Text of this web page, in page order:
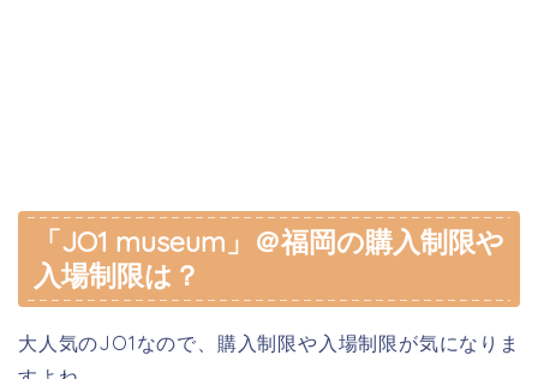
「JO1 museum」＠福岡の購入制限や
入場制限は？
大人気のJO1なので、購入制限や入場制限が気になりま